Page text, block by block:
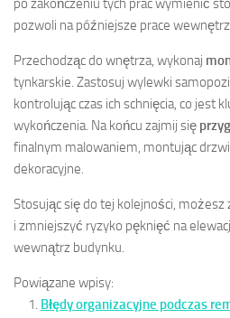
pozwoli na późniejsze prace
Przechodząc do wnętrza, wykonaj
tynkarskie. Zastosuj wylewki
kontrolując czas ich schnięcia, co jest
wykończenia. Na końcu zajmij się
finalnym malowaniem, montując
dekoracyjne.
Stosując się do tej kolejności, możesz
i zmniejszyć ryzyko pęknięć na
wewnątrz budynku.
Powiązane wpisy:
Błędy organizacyjne podczas